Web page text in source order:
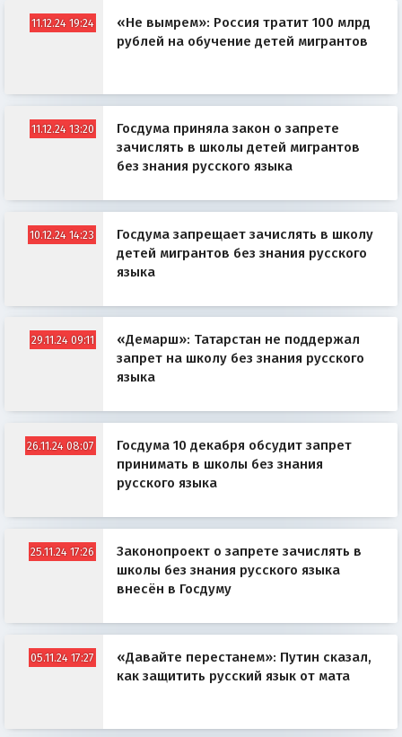
11.12.24 19:24
«Не вымрем»: Россия тратит 100 млрд
рублей на обучение детей мигрантов
11.12.24 13:20
Госдума приняла закон о запрете
зачислять в школы детей мигрантов
без знания русского языка
10.12.24 14:23
Госдума запрещает зачислять в школу
детей мигрантов без знания русского
языка
29.11.24 09:11
«Демарш»: Татарстан не поддержал
запрет на школу без знания русского
языка
26.11.24 08:07
Госдума 10 декабря обсудит запрет
принимать в школы без знания
русского языка
25.11.24 17:26
Законопроект о запрете зачислять в
школы без знания русского языка
внесён в Госдуму
05.11.24 17:27
«Давайте перестанем»: Путин сказал,
как защитить русский язык от мата